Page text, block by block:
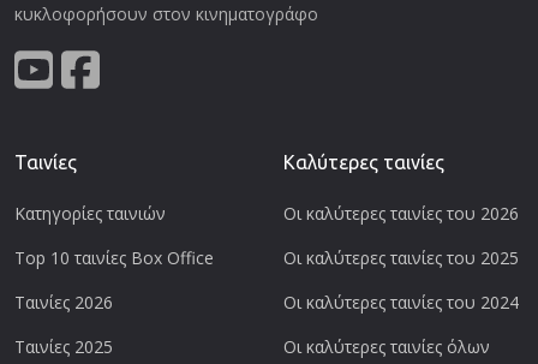
κυκλοφορήσουν στον κινηματογράφο
Ταινίες
Κατηγορίες ταινιών
Top 10 ταινίες Box Office
Ταινίες 2026
Ταινίες 2025
Καλύτερες ταινίες
Οι καλύτερες ταινίες του 2026
Οι καλύτερες ταινίες του 2025
Οι καλύτερες ταινίες του 2024
Οι καλύτερες ταινίες όλων